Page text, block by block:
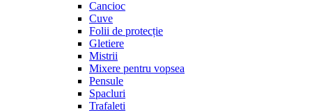
Cancioc
Cuve
Folii de protecție
Gletiere
Mistrii
Mixere pentru vopsea
Pensule
Spacluri
Trafaleti